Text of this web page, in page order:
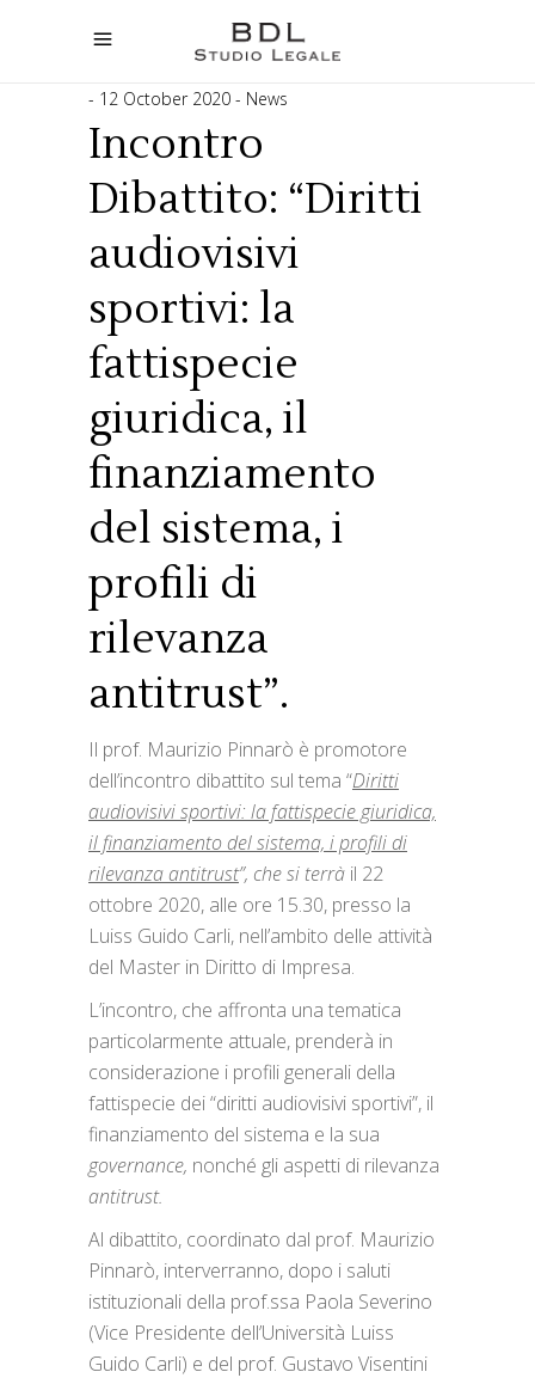
12 October 2020 News
Incontro
Dibattito: “Diritti
audiovisivi
sportivi: la
fattispecie
giuridica, il
finanziamento
del sistema, i
profili di
rilevanza
antitrust”.
Il prof. Maurizio Pinnarò è promotore
dell’incontro dibattito sul tema “Diritti
audiovisivi sportivi: la fattispecie giuridica,
il finanziamento del sistema, i profili di
rilevanza antitrust”, che si terrà il 22
ottobre 2020, alle ore 15.30, presso la
Luiss Guido Carli, nell’ambito delle attività
del Master in Diritto di Impresa.
L’incontro, che affronta una tematica
particolarmente attuale, prenderà in
considerazione i profili generali della
fattispecie dei “diritti audiovisivi sportivi”, il
finanziamento del sistema e la sua
governance, nonché gli aspetti di rilevanza
antitrust.
Al dibattito, coordinato dal prof. Maurizio
Pinnarò, interverranno, dopo i saluti
istituzionali della prof.ssa Paola Severino
(Vice Presidente dell’Università Luiss
Guido Carli) e del prof. Gustavo Visentini